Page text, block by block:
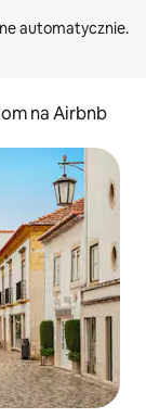
na Airbnb